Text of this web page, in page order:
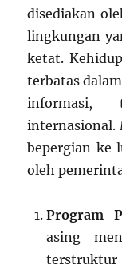
disediakan
lingkungan
ketat.
terbatas
informasi,
internasional.
bepergian ke
oleh
Program
asing